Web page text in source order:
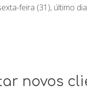
feira (31), último
novos